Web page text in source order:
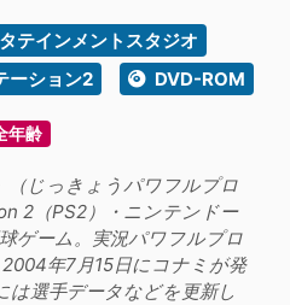
テインメントスタジオ
ーション2 DVD-ROM
年齢
（じっきょうパワフルプロ
2（PS2）・ニンテンドー
ゲーム。実況パワフルプロ
年7月15日にコナミが発
は選手データなどを更新し